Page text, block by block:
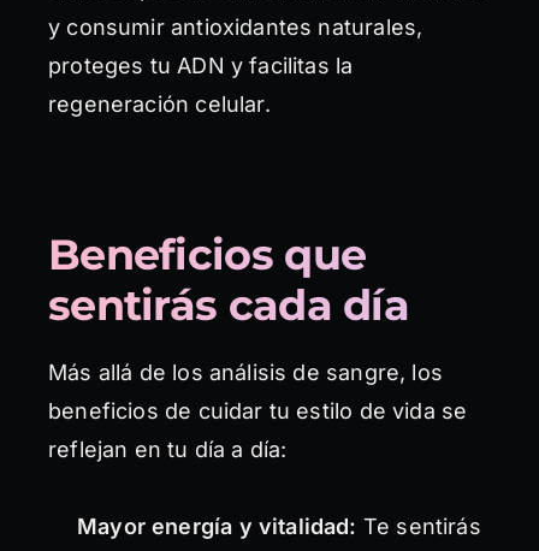
y consumir antioxidantes naturales,
proteges tu ADN y facilitas la
regeneración celular.
Beneficios que
sentirás cada día
Más allá de los análisis de sangre, los
beneficios de cuidar tu estilo de vida se
reflejan en tu día a día:
Mayor energía y vitalidad: Te sentirás